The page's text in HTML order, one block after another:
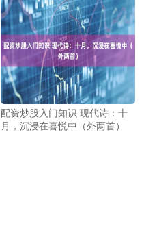
配资炒股入门知识 现代诗：十
月，沉浸在喜悦中（外两首）